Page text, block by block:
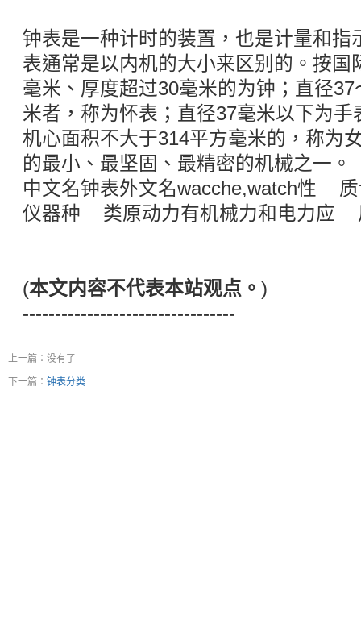
钟表是一种计时的装置，也是计量和指
表通常是以内机的大小来区别的。按国
毫米、厚度超过30毫米的为钟；直径
米者，称为怀表；直径37毫米以下为
机心面积不大于314平方毫米的，称为
的最小、最坚固、最精密的机械之一。
中文名钟表外文名wacche,watch性
仪器种 类原动力有机械力和电力应
(本文内容不代表本站观点。 )
---------------------------------
上一篇：没有了
下一篇： 钟表分类